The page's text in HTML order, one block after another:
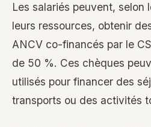
Les salariés peuvent, selon
leurs ressources, obtenir
ANCV co-financés par le
de 50 %. Ces chèques
utilisés pour financer des
transports ou des activités